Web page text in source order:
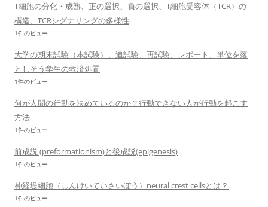
T細胞の分化・成熟、正の選択、負の選択、T細胞受容体（TCR）の
構造、TCRシグナリングの多様性
1件のビュー
大学の期末試験（本試験）、追試験、再試験、レポート、単位を落
としそう学生の救済処置
1件のビュー
何が人間の行動を決めているのか？行動できない人が行動を起こす
方法
1件のビュー
前成説 (preformationism)と後成説(epigenesis)
1件のビュー
神経堤細胞（しんけいていさいぼう）neural crest cellsとは？
1件のビュー